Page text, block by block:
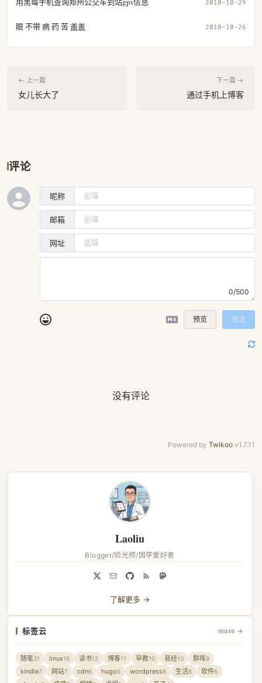
2010-10-29
眼 不带 病 药 苦 盖盖 2010-10-26
← 上一篇
女儿长大了
下一篇 →
通过手机上博客
评论
昵称
邮箱
网址
0/500
预览 发送
没有评论
Powered by Twikoo v1.7.11
Laoliu
Blogger/验光师/国学爱好者
了解更多 →
标签云 more →
随笔31 linux16 读书12 博客11 早教10 易经10 群晖9
kindle7 网站7 cdn6 hugo6 wordpress6 生活6 软件6